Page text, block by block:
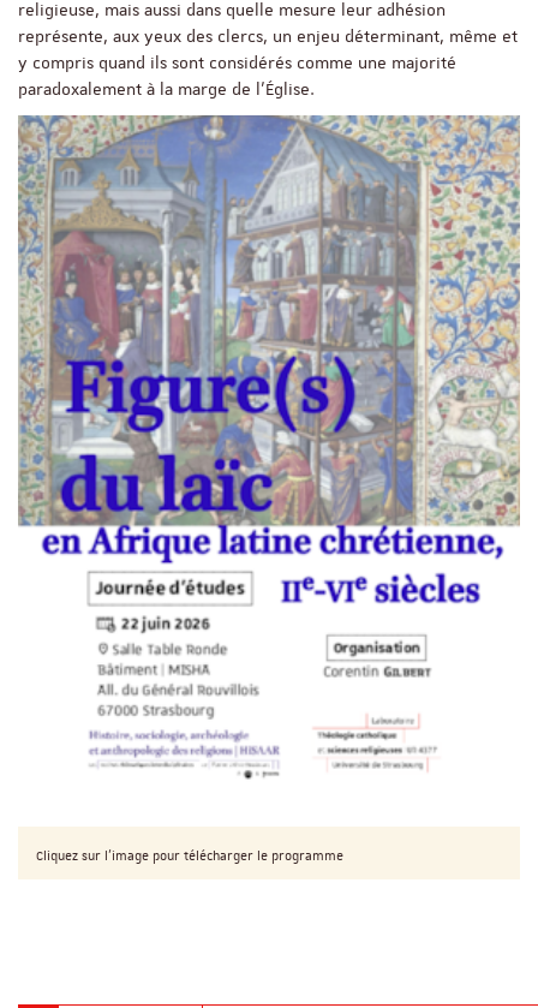
religieuse, mais aussi dans quelle mesure leur adhésion
représente, aux yeux des clercs, un enjeu déterminant, même et
y compris quand ils sont considérés comme une majorité
paradoxalement à la marge de l’Église.
Cliquez sur l'image pour télécharger le programme